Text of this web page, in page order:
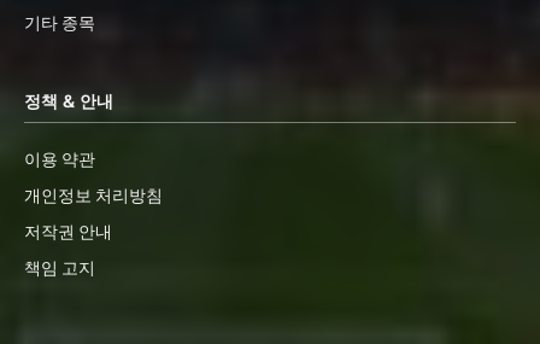
기타 종목
정책 & 안내
이용 약관
개인정보 처리방침
저작권 안내
책임 고지